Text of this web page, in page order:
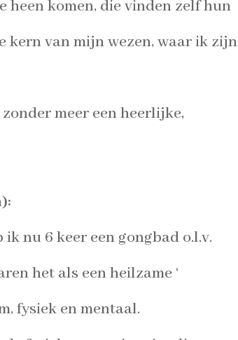
heen komen, die vinden zelf hun
kern van mijn wezen, waar ik zijn
meer een heerlijke,
nu 6 keer een gongbad o.l.v.
het als een heilzame ‘
fysiek en mentaal.